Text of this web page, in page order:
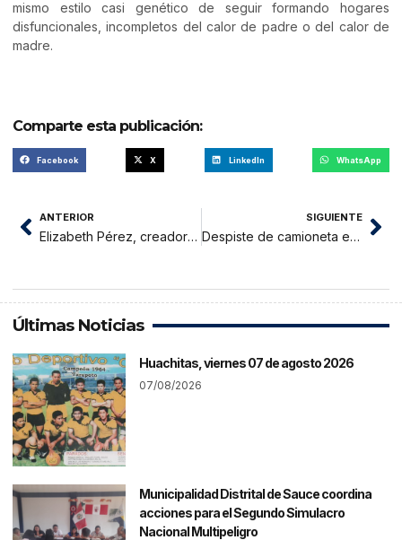
mismo estilo casi genético de seguir formando hogares
disfuncionales, incompletos del calor de padre o del calor de
madre.
Comparte esta publicación:
Facebook X LinkedIn WhatsApp
ANTERIOR
Elizabeth Pérez, creadora del Proyecto Educado estuvo en Creciendo Feliz
SIGUIENTE
Despiste de camioneta en carretera deja un muerto y nueve heridos
Últimas Noticias
Huachitas, viernes 07 de agosto 2026
07/08/2026
Municipalidad Distrital de Sauce coordina
acciones para el Segundo Simulacro
Nacional Multipeligro